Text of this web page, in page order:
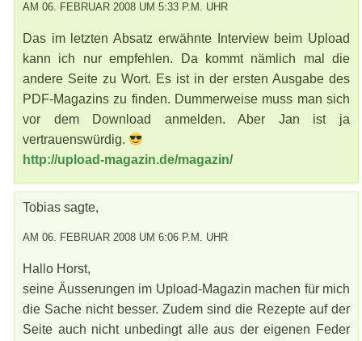
AM 06. FEBRUAR 2008 UM 5:33 P.M. UHR
Das im letzten Absatz erwähnte Interview beim Upload
kann ich nur empfehlen. Da kommt nämlich mal die
andere Seite zu Wort. Es ist in der ersten Ausgabe des
PDF-Magazins zu finden. Dummerweise muss man sich
vor dem Download anmelden. Aber Jan ist ja
vertrauenswürdig.
http://upload-magazin.de/magazin/
Tobias sagte,
AM 06. FEBRUAR 2008 UM 6:06 P.M. UHR
Hallo Horst,
seine Äusserungen im Upload-Magazin machen für mich
die Sache nicht besser. Zudem sind die Rezepte auf der
Seite auch nicht unbedingt alle aus der eigenen Feder